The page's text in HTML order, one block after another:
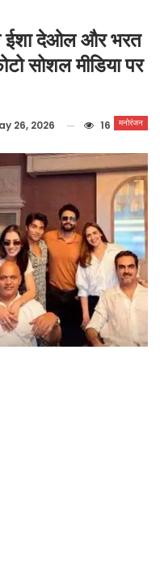
ईशा देओल और भरत
सोशल मीडिया पर
मनोरंजन
26, 2026 16